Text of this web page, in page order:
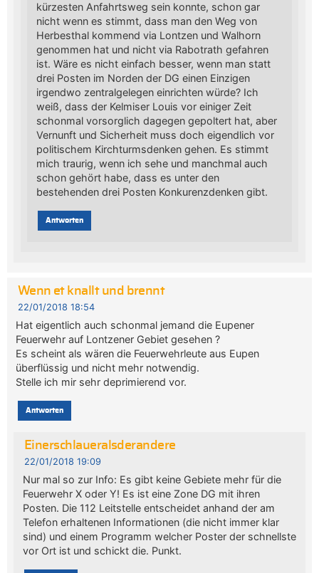
kürzesten Anfahrtsweg sein konnte, schon gar
nicht wenn es stimmt, dass man den Weg von
Herbesthal kommend via Lontzen und Walhorn
genommen hat und nicht via Rabotrath gefahren
ist. Wäre es nicht einfach besser, wenn man statt
drei Posten im Norden der DG einen Einzigen
irgendwo zentralgelegen einrichten würde? Ich
weiß, dass der Kelmiser Louis vor einiger Zeit
schonmal vorsorglich dagegen gepoltert hat, aber
Vernunft und Sicherheit muss doch eigendlich vor
politischem Kirchturmsdenken gehen. Es stimmt
mich traurig, wenn ich sehe und manchmal auch
schon gehört habe, dass es unter den
bestehenden drei Posten Konkurenzdenken gibt.
Antworten
Wenn et knallt und brennt
22/01/2018 18:54
Hat eigentlich auch schonmal jemand die Eupener
Feuerwehr auf Lontzener Gebiet gesehen ?
Es scheint als wären die Feuerwehrleute aus Eupen
überflüssig und nicht mehr notwendig.
Stelle ich mir sehr deprimierend vor.
Antworten
Einerschlaueralsderandere
22/01/2018 19:09
Nur mal so zur Info: Es gibt keine Gebiete mehr für die
Feuerwehr X oder Y! Es ist eine Zone DG mit ihren
Posten. Die 112 Leitstelle entscheidet anhand der am
Telefon erhaltenen Informationen (die nicht immer klar
sind) und einem Programm welcher Poster der schnellste
vor Ort ist und schickt die. Punkt.